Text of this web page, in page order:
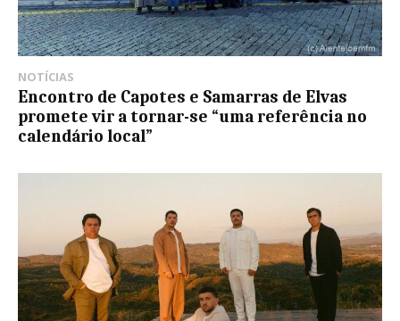
NOTÍCIAS
Encontro de Capotes e Samarras de Elvas
promete vir a tornar-se “uma referência no
calendário local”